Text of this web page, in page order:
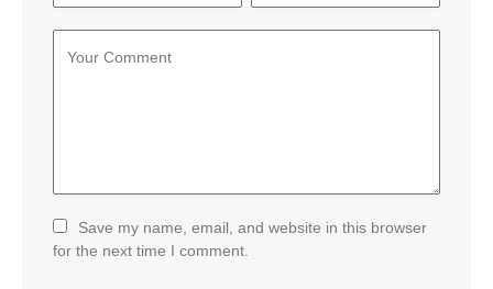
Save my name, email, and website in this browser
for the next time I comment.